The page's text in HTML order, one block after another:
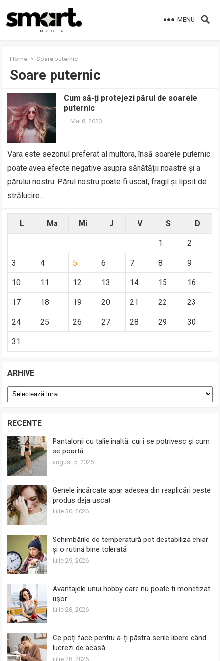
MENU
Home Soare puternic
Soare puternic
Cum să-ți protejezi părul de soarele
puternic
— Mai 8, 2023
Vara este sezonul preferat al multora, însă soarele puternic
poate avea efecte negative asupra sănătății noastre și a
părului nostru. Părul nostru poate fi uscat, fragil și lipsit de
strălucire…
L Ma Mi J V S D
1 2
3 4 5 6 7 8 9
10 11 12 13 14 15 16
17 18 19 20 21 22 23
24 25 26 27 28 29 30
31
ARHIVE
Arhive
RECENTE
Pantalonii cu talie înaltă: cui i se potrivesc și cum
se poartă
august 5, 2026
Genele încărcate apar adesea din reaplicări peste
produs deja uscat
iulie 30, 2026
Schimbările de temperatură pot destabiliza chiar
și o rutină bine tolerată
iulie 29, 2026
Avantajele unui hobby care nu poate fi monetizat
ușor
iulie 28, 2026
Ce poți face pentru a-ți păstra serile libere când
lucrezi de acasă
iulie 28, 2026